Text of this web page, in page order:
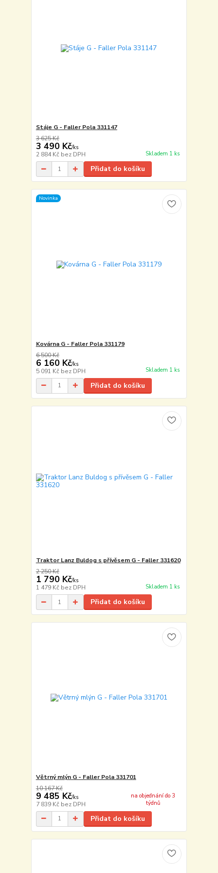
Stáje G - Faller Pola 331147
3 625 Kč
3 490 Kč/ks
2 884 Kč bez DPH Skladem 1 ks
Přidat do košíku
Novinka
Kovárna G - Faller Pola 331179
6 500 Kč
6 160 Kč/ks
5 091 Kč bez DPH Skladem 1 ks
Přidat do košíku
Traktor Lanz Buldog s přívěsem G - Faller 331620
2 250 Kč
1 790 Kč/ks
1 479 Kč bez DPH Skladem 1 ks
Přidat do košíku
Větrný mlýn G - Faller Pola 331701
10 167 Kč
9 485 Kč/ks
7 839 Kč bez DPH
na objednání do 3
týdnů
Přidat do košíku